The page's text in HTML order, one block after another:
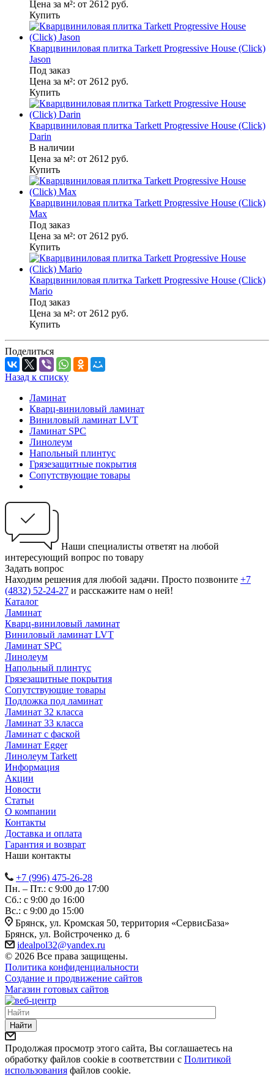
Цена за м²: от 2612 руб.
Купить
Кварцвиниловая плитка Tarkett Progressive House (Click)
Jason
Под заказ
Цена за м²: от 2612 руб.
Купить
Кварцвиниловая плитка Tarkett Progressive House (Click)
Darin
В наличии
Цена за м²: от 2612 руб.
Купить
Кварцвиниловая плитка Tarkett Progressive House (Click)
Max
Под заказ
Цена за м²: от 2612 руб.
Купить
Кварцвиниловая плитка Tarkett Progressive House (Click)
Mario
Под заказ
Цена за м²: от 2612 руб.
Купить
Поделиться
Назад к списку
Ламинат
Кварц-виниловый ламинат
Виниловый ламинат LVT
Ламинат SPC
Линолеум
Напольный плинтус
Грязезащитные покрытия
Сопутствующие товары
Наши специалисты ответят на любой
интересующий вопрос по товару
Задать вопрос
Находим решения для любой задачи. Просто позвоните +7
(4832) 52-24-27 и расскажите нам о ней!
Каталог
Ламинат
Кварц-виниловый ламинат
Виниловый ламинат LVT
Ламинат SPC
Линолеум
Напольный плинтус
Грязезащитные покрытия
Сопутствующие товары
Подложка под ламинат
Ламинат 32 класса
Ламинат 33 класса
Ламинат с фаской
Ламинат Egger
Линолеум Tarkett
Информация
Акции
Новости
Статьи
О компании
Контакты
Доставка и оплата
Гарантия и возврат
Наши контакты
+7 (996) 475-26-28
Пн. – Пт.: с 9:00 до 17:00
Сб.: с 9:00 до 16:00
Bc.: с 9:00 до 15:00
Брянск, ул. Кромская 50, территория «СервисБаза»
Брянск, ул. Войстроченко д. 6
idealpol32@yandex.ru
© 2026 Все права защищены.
Политика конфиденциальности
Создание и продвижение сайтов
Магазин готовых сайтов
Найти
Продолжая просмотр этого сайта, Вы соглашаетесь на
обработку файлов cookie в соответствии с Политикой
использования файлов cookie.